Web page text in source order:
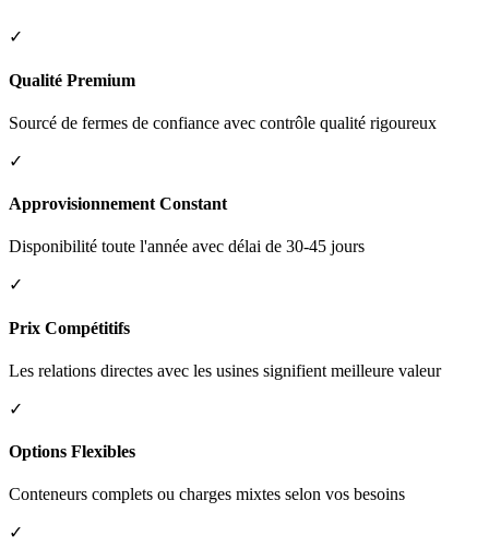
✓
Qualité Premium
Sourcé de fermes de confiance avec contrôle qualité rigoureux
✓
Approvisionnement Constant
Disponibilité toute l'année avec délai de 30-45 jours
✓
Prix Compétitifs
Les relations directes avec les usines signifient meilleure valeur
✓
Options Flexibles
Conteneurs complets ou charges mixtes selon vos besoins
✓